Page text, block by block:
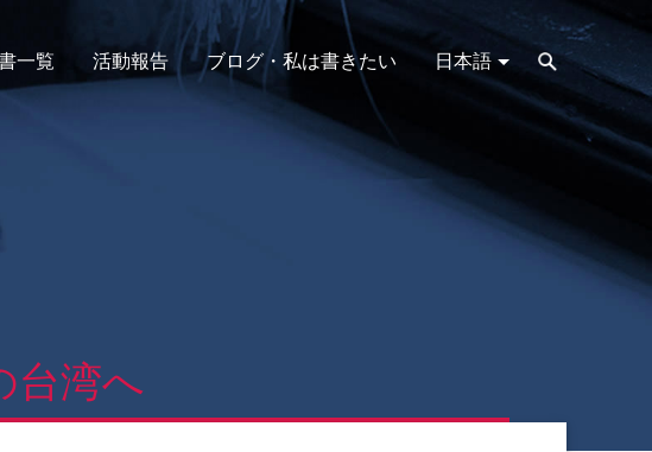
一覧 活動報告 ブログ・私は書きたい 日本語
台湾へ